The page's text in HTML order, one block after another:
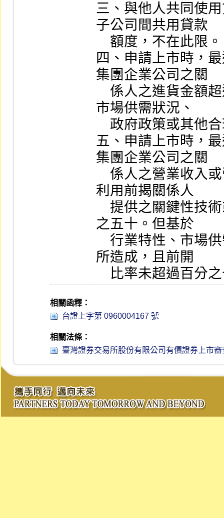
三、與他人共同使
子公司間共用貸款
四、申請上市時，
集團企業公司之關
市場供需狀況、
五、申請上市時，
集團企業公司之關
利用前揭關係人
之五十。但基於
所造成，且前開
比率未超過百
相關函釋：
台證上字第 0960004167 號
相關法條：
臺灣證券交易所股份有限公司有價證券上市